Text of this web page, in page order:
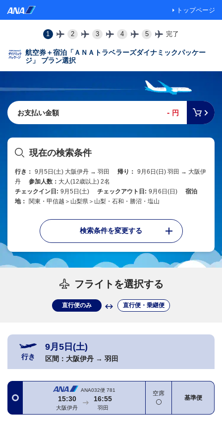
トップページ
1 2 3 4 5 完了
航空券＋宿泊「ＡＮＡトラベラーズダイナミックパッケー
ジ」 プラン選択
お支払い金額 - 円
現在の検索条件
行き： 9月5日(土) 大阪伊丹 → 羽田 帰り： 9月6日(日) 羽田 → 大阪伊
丹
参加人数： 大人(12歳以上) 2名
チェックイン日: 9月5日(土) チェックアウト日: 9月6日(日)
宿泊
地：
関東・甲信越＞山梨県＞山梨・石和・勝沼・塩山
検索条件を変更する
フライトを選択する
直行便のみ 直行便・乗継便
行き
9月5日(土)
区間： 大阪伊丹 → 羽田
ANA032便 781
15:30
大阪伊丹
16:55
羽田
空席
基準便